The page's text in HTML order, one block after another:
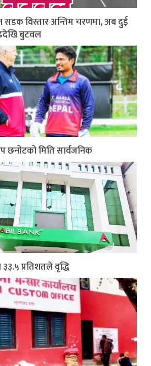
विस्तार अन्तिम चरणमा, अब दुई
बुटवल
छनोटको मिति सार्वजनिक
प्रतिशतले वृद्धि